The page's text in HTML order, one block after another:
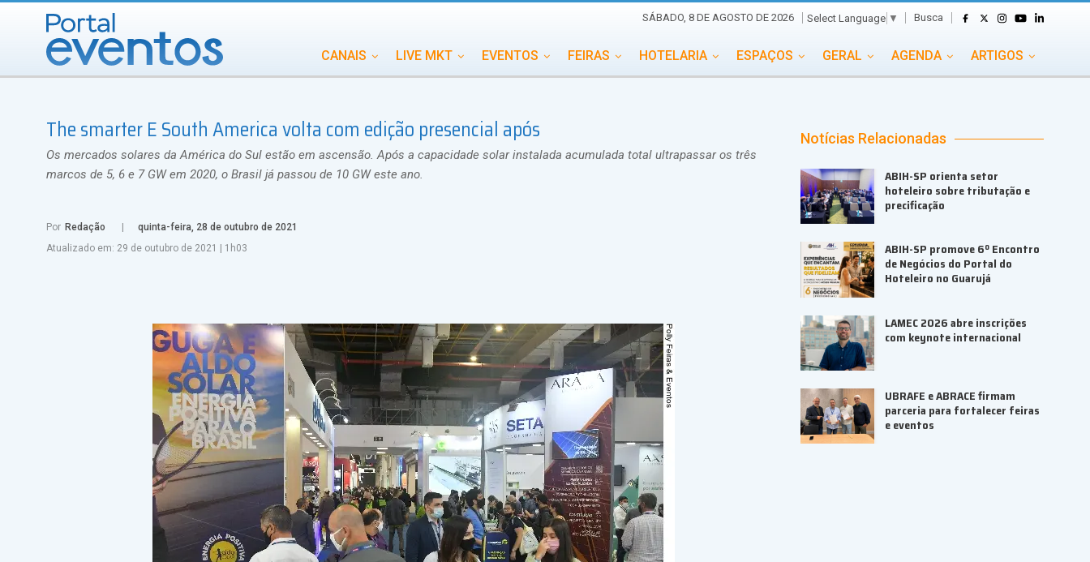
SÁBADO, 8 DE AGOSTO DE 2026 Select Language ▼ Busca
CANAIS LIVE MKT EVENTOS FEIRAS HOTELARIA ESPAÇOS GERAL AGENDA ARTIGOS
INCENTIVOS INTERNACIONAL MEMORIAL DE EVENTOS PORTAL EVENTOS TV TRANSPORTES
TURISMO VAI E VEM
The smarter E South America volta com edição presencial após
Os mercados solares da América do Sul estão em ascensão. Após a capacidade solar instalada acumulada total ultrapassar os três
marcos de 5, 6 e 7 GW em 2020, o Brasil já passou de 10 GW este ano.
Por Redação
quinta-feira, 28 de outubro de 2021
Atualizado em: 29 de outubro de 2021 1h03
Notícias Relacionadas
ABIH-SP orienta setor
hoteleiro sobre tributação e
precificação
ABIH-SP promove 6º Encontro
de Negócios do Portal do
Hoteleiro no Guarujá
LAMEC 2026 abre inscrições
com keynote internacional
UBRAFE e ABRACE firmam
parceria para fortalecer feiras
e eventos